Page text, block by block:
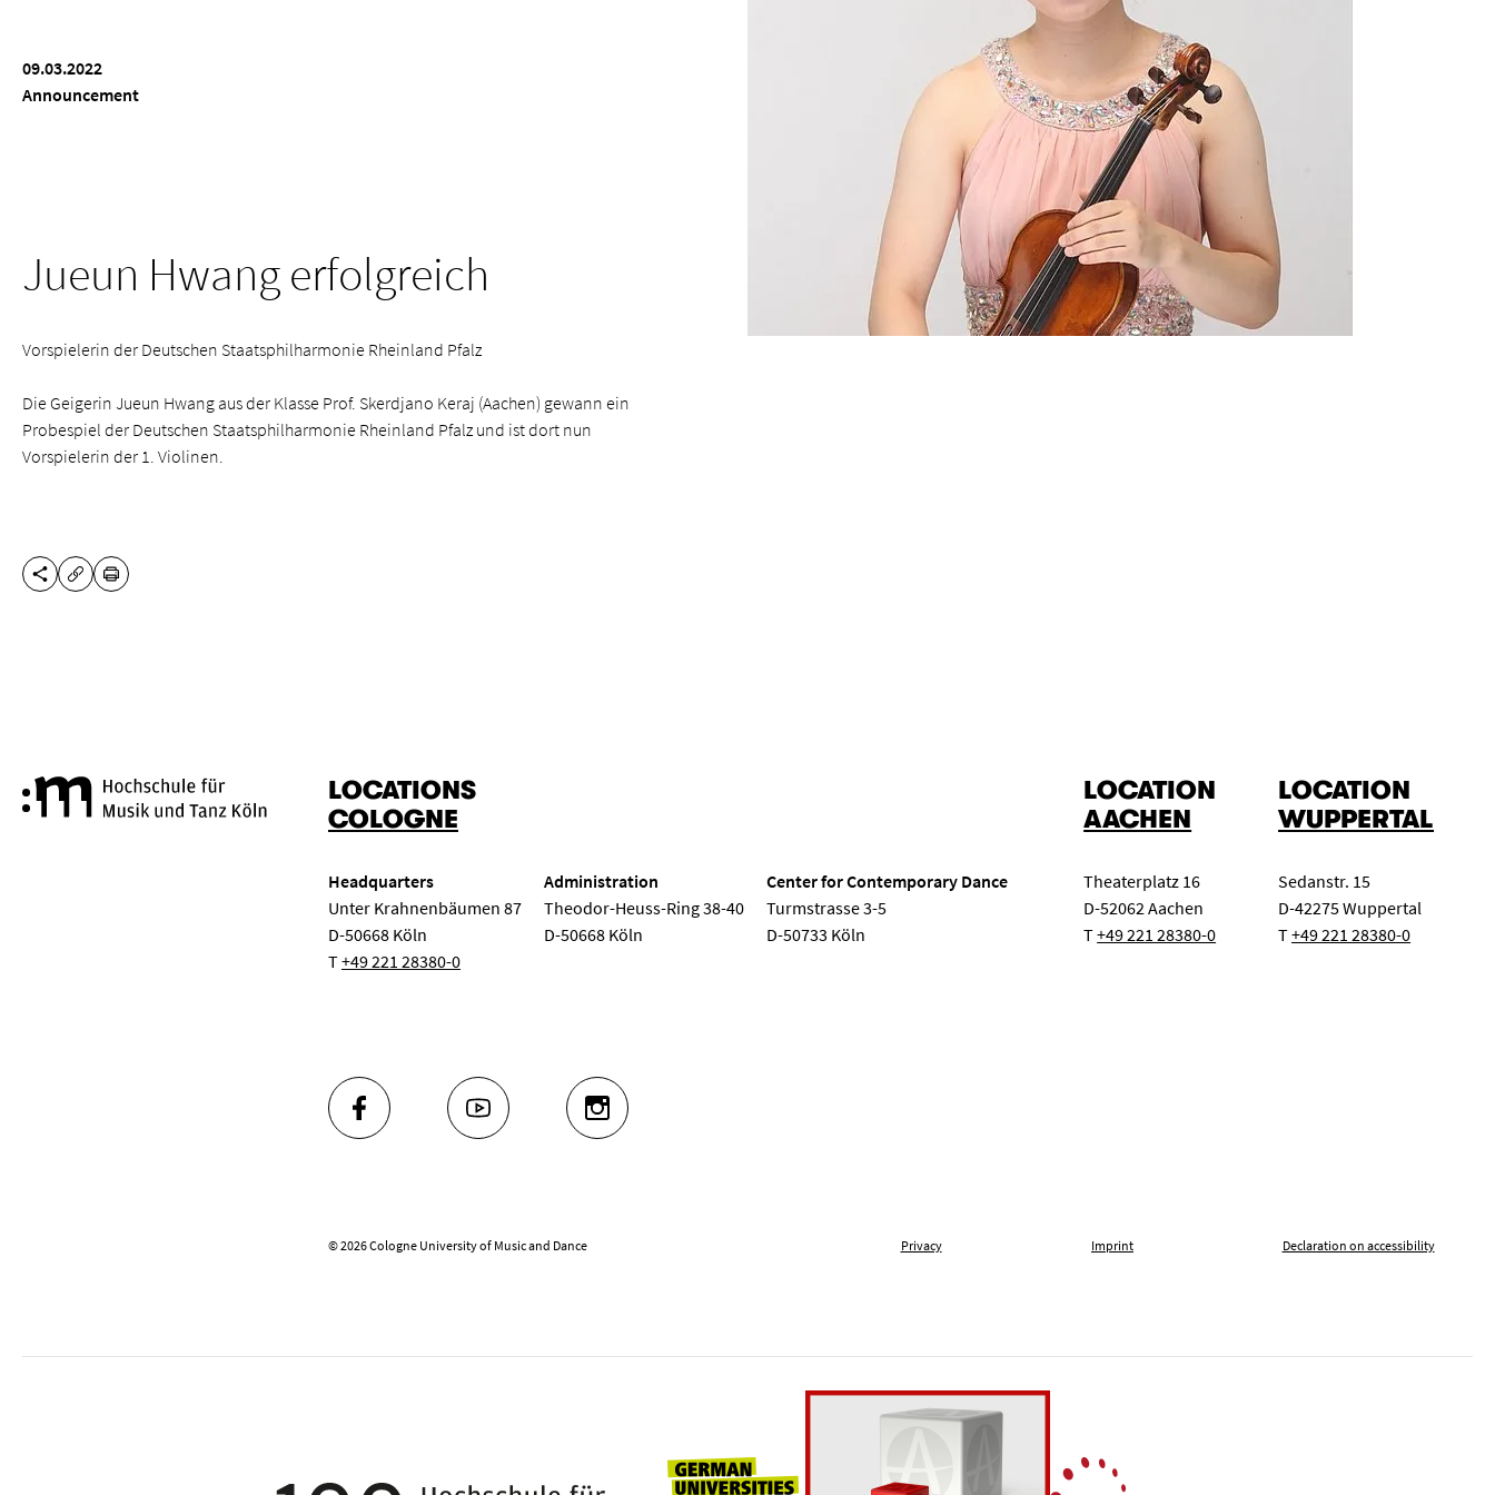
09.03.2022
Announcement
Jueun Hwang erfolgreich
Vorspielerin der Deutschen Staatsphilharmonie Rheinland Pfalz
Die Geigerin Jueun Hwang aus der Klasse Prof. Skerdjano Keraj (Aachen) gewann ein
Probespiel der Deutschen Staatsphilharmonie Rheinland Pfalz und ist dort nun
Vorspielerin der 1. Violinen.
SHARE THIS PAGE
COPY URL
PRINT
Cologne University of Music and Dance
LOCATIONS
COLOGNE
Headquarters
Unter Krahnenbäumen 87
D-50668 Köln
T+49 221 28380-0
Administration
Theodor-Heuss-Ring 38-40
D-50668 Köln
Center for Contemporary Dance
Turmstrasse 3-5
D-50733 Köln
LOCATION
AACHEN
Theaterplatz 16
D-52062 Aachen
T+49 221 28380-0
LOCATION
WUPPERTAL
Sedanstr. 15
D-42275 Wuppertal
T+49 221 28380-0
FACEBOOK YOUTUBE INSTAGRAM
© 2026 Cologne University of Music and Dance Privacy Imprint Declaration on accessibility
Universities for openness, tolerance and against xenophobia